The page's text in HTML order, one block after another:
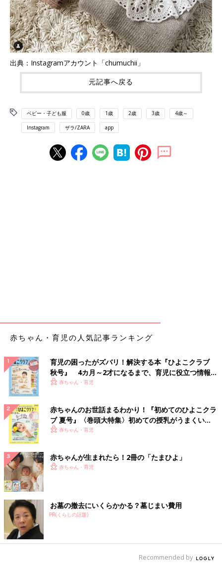
出典：Instagramアカウント「chumuchii」
元記事へ戻る
ベビー・子ども服 0歳 1歳 2歳 3歳 4歳～
Instagram ザラ/ZARA app
赤ちゃん・育児の人気記事ランキング
育児の困ったがズバリ！解決する本『ひよこクラブ
秋号』 4カ月～2才になるまで、育児に役立つ情報が
いっぱい！
赤ちゃん・育児
赤ちゃんのお世話まるわかり！『初めてのひよこクラ
ブ 夏号』〈巻頭大特集〉初めての授乳がうまくい
く！ おっぱい・ミルクの基本と夏のトラブル 解決テ
赤ちゃん・育児
赤ちゃんが生まれたら！2冊の「たまひよ」
赤ちゃん・育児
お墓の撤去にいくらかかる？墓じまい費用
PR(くらしの話題)
Recommended by